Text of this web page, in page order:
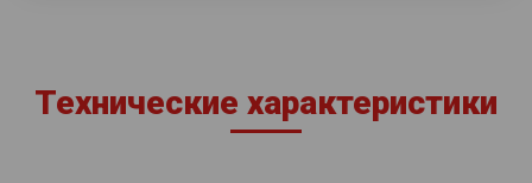
Технические характеристики